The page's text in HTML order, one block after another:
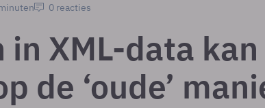
0 reacties
in XML-data kan
de ‘oude’